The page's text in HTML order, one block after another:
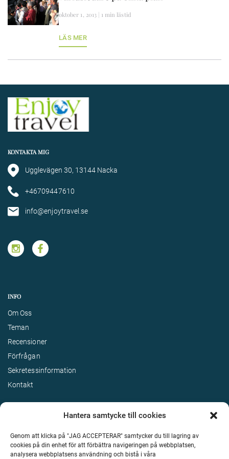
Hantera samtycke till cookies
Genom att klicka på "JAG ACCEPTERAR" samtycker du till lagring av
cookies på din enhet för att förbättra navigeringen på webbplatsen,
analysera webbplatsens användning och bistå i våra
oktober 1, 2013 | 1 min lästid
LÄS MER
KONTAKTA MIG
Ugglevägen 30, 13144 Nacka
+46709447610
info@enjoytravel.se
INFO
Om Oss
Teman
Recensioner
Förfrågan
Sekretessinformation
Kontakt